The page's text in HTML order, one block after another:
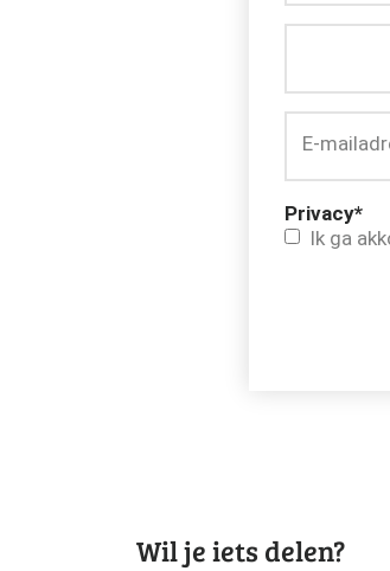
E-
Privacy*
Ik ga
Wil je iets delen?